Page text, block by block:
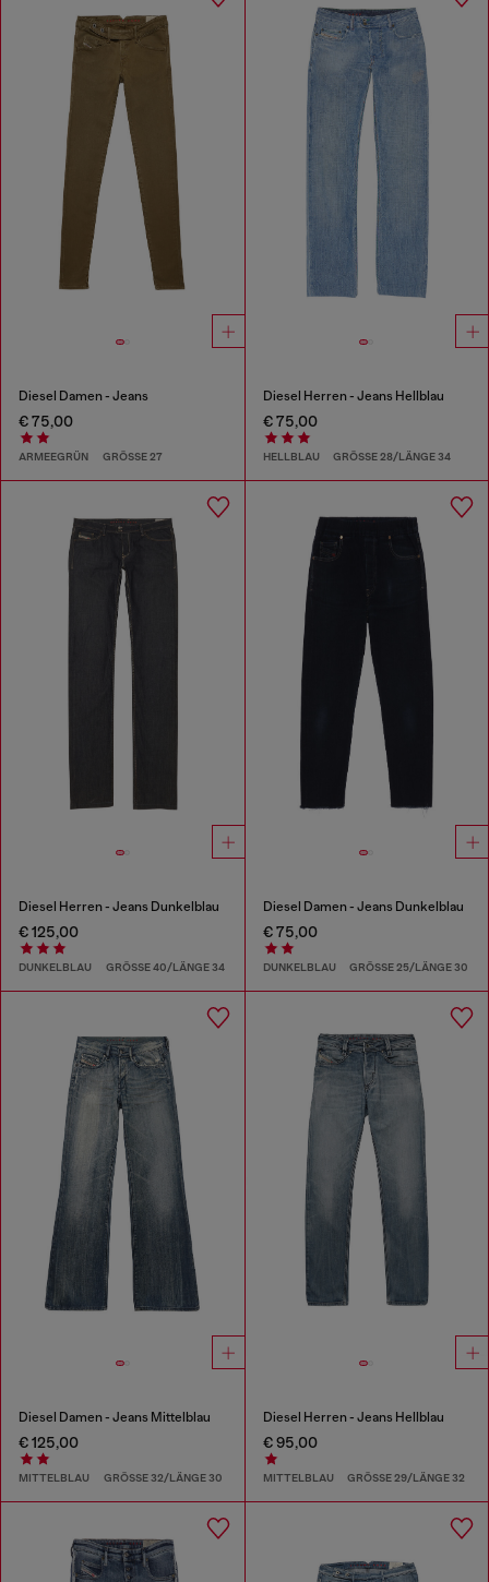
Diesel Damen - Jeans
€ 75,00
ARMEEGRÜN GRÖSSE 27
Diesel Herren - Jeans Hellblau
€ 75,00
HELLBLAU GRÖSSE 28/LÄNGE 34
Diesel Herren - Jeans Dunkelblau
€ 125,00
DUNKELBLAU GRÖSSE 40/LÄNGE 34
Diesel Damen - Jeans Dunkelblau
€ 75,00
DUNKELBLAU GRÖSSE 25/LÄNGE 30
Diesel Damen - Jeans Mittelblau
€ 125,00
MITTELBLAU GRÖSSE 32/LÄNGE 30
Diesel Herren - Jeans Hellblau
€ 95,00
MITTELBLAU GRÖSSE 29/LÄNGE 32